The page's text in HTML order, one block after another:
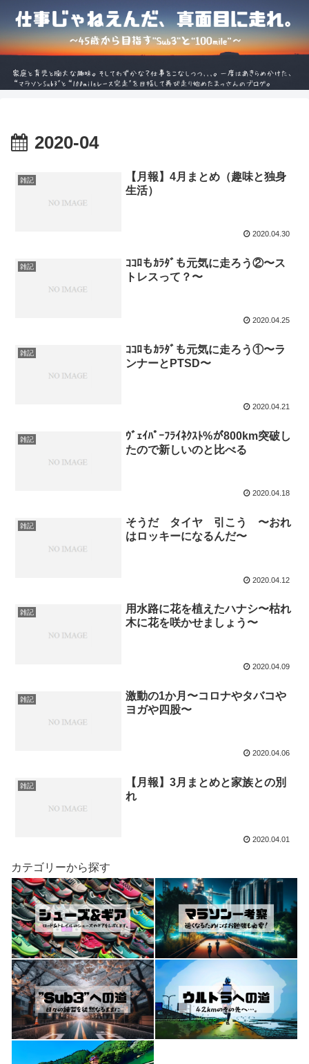
2020-04
雑記
【月報】4月まとめ（趣味と独身
生活）
2020.04.30
雑記
ｺｺﾛもｶﾗﾀﾞも元気に走ろう②〜ス
トレスって？〜
2020.04.25
雑記
ｺｺﾛもｶﾗﾀﾞも元気に走ろう①〜ラ
ンナーとPTSD〜
2020.04.21
雑記
ｳﾞｪｲﾊﾟｰﾌﾗｲﾈｸｽﾄ%が800km突破し
たので新しいのと比べる
2020.04.18
雑記
そうだ タイヤ 引こう 〜おれ
はロッキーになるんだ〜
2020.04.12
雑記
用水路に花を植えたハナシ〜枯れ
木に花を咲かせましょう〜
2020.04.09
雑記
激動の1か月〜コロナやタバコや
ヨガや四股〜
2020.04.06
雑記
【月報】3月まとめと家族との別
れ
2020.04.01
カテゴリーから探す